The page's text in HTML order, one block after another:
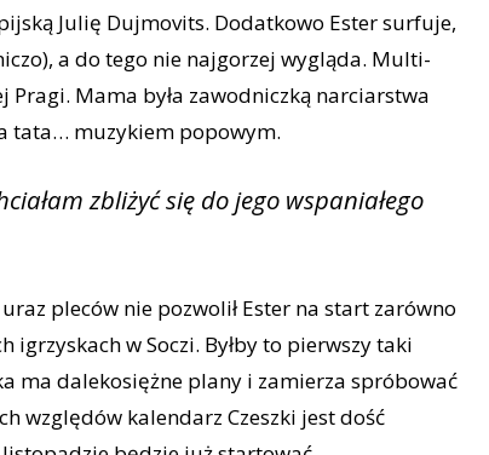
Julię Dujmovits. Dodatkowo Ester surfuje,
a do tego nie najgorzej wygląda. Multi-
Mama była zawodniczką narciarstwa
tata… muzykiem popowym.
zbliżyć się do jego wspaniałego
pleców nie pozwolił Ester na start zarówno
w Soczi. Byłby to pierwszy taki
ma dalekosiężne plany i zamierza spróbować
względów kalendarz Czeszki jest dość